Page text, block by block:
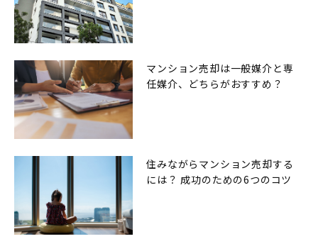
マンション売却は一般媒介と専
任媒介、どちらがおすすめ？
住みながらマンション売却する
には？ 成功のための6つのコツ